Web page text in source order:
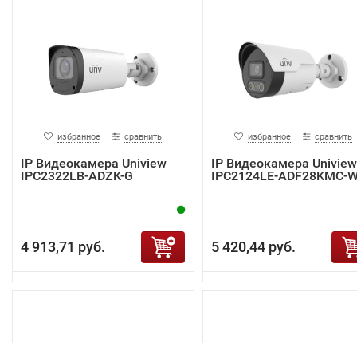
избранное сравнить
IP Видеокамера Uniview
IPC2322LB-ADZK-G
4 913,71 руб.
избранное сравнить
IP Видеокамера Uniview
IPC2124LE-ADF28KMC-
5 420,44 руб.